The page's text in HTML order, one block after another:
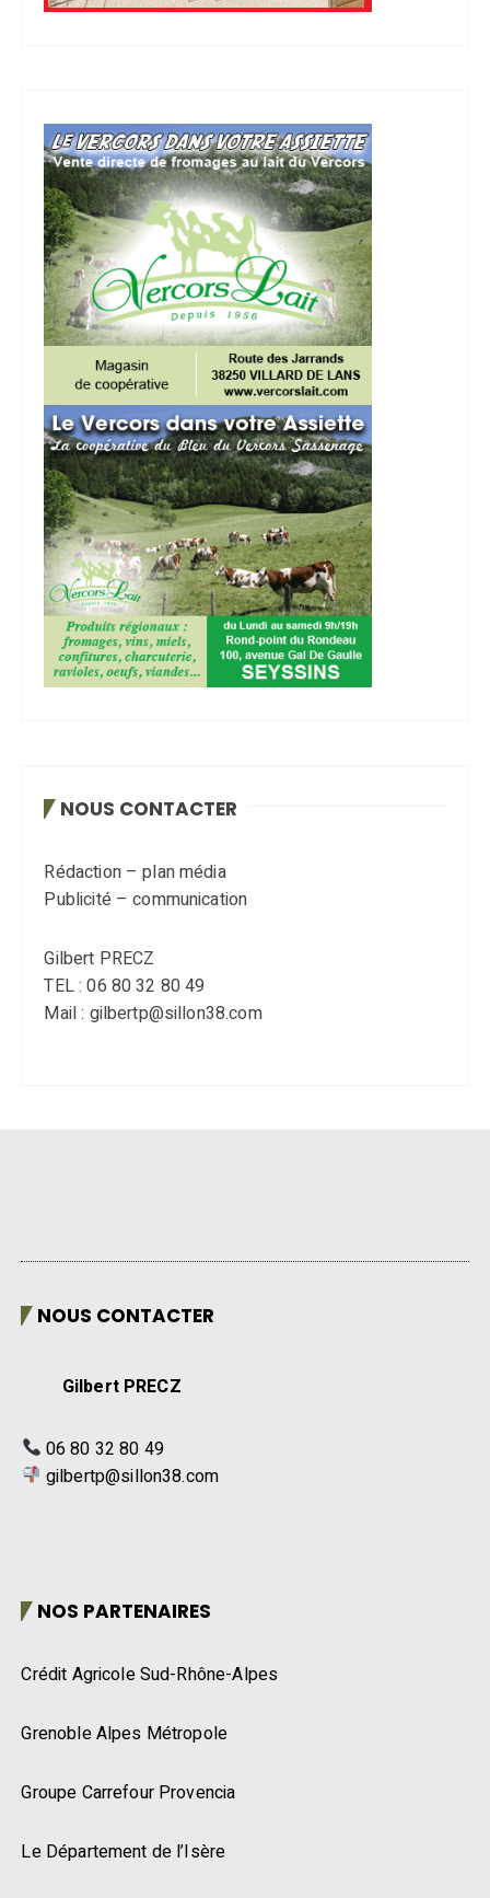
NOUS CONTACTER
Rédaction – plan média
Publicité – communication
Gilbert PRECZ
TEL : 06 80 32 80 49
Mail : gilbertp@sillon38.com
NOUS CONTACTER
Gilbert PRECZ
06 80 32 80 49
gilbertp@sillon38.com
NOS PARTENAIRES
Crédit Agricole Sud-Rhône-Alpes
Grenoble Alpes Métropole
Groupe Carrefour Provencia
Le Département de l’Isère